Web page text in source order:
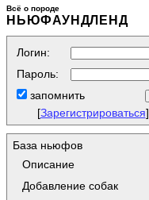
Всё о породе
НЬЮФАУНДЛЕНД
Логин:
Пароль:
запомнить
[Зарегистрироваться]
База ньюфов
Описание
Добавление собак